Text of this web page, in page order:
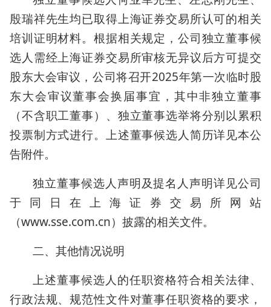
殷瑞祥先生均已取得上海证券交易所认可的相关
培训证明材料。根据相关规定，公司独立董事候
选人需经上海证券交易所审核无异议后方可提交
股东大会审议，公司将召开2025年第一次临时股
东大会审议董事会换届事宜，其中非独立董事
（不含职工董事）、独立董事选举将分别以累积
投票制方式进行。上述董事候选人简历详见本公
告附件。
独立董事候选人声明及提名人声明详见公司
于同日在上海证券交易所网站
（www.sse.com.cn）披露的相关文件。
二、其他情况说明
上述董事候选人的任职资格符合相关法律、
行政法规、规范性文件对董事任职资格的要求，